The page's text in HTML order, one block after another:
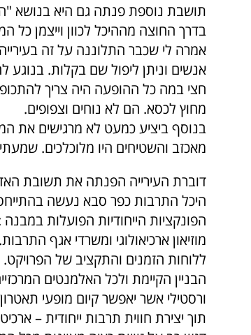
תושבת נוספת פנתה גם היא בנושא
בדרך החוצה מההיכל לכוון וייצמן
אמרה לי שכבר התלוננה על זה
אנשים וניתן ליפול שם בקלות. בנוגע
חצי במה כל ההופעה היה צריך
מחוץ לכסא. הם לא נוחים וצפופים.
בנוסף ביציע כמעט לא מרגישים את
מאכזב והשטיחים היו מלוכלכים.
דוברת העירייה הפנתה את תשובת
היכל התרבות כפר סבא נעשה
הפונקציות הייחודיות הפועלות
מוזיאון ארכיאולוגי ומשרדי אגף
ללוחות הזמנים והתקציב של
הבניין הקיימת ולכל האלמנטים
ורסטילי אשר יאפשר קיום מופעי
תוך יצירת חווית תרבות ייחודית –